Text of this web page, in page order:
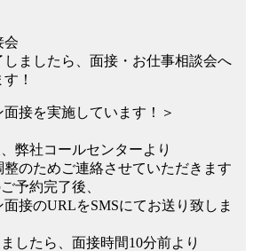
会
しましたら、面接・お仕事相談会へ
！
面接を実施しています！＞
弊社コールセンターより
のためご連絡させていただきます
予約完了後、
接のURLをSMSにてお送り致しま
したら、面接時間10分前より